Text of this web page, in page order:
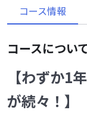
コース情報
コースについ
【わずか1
が続々！】